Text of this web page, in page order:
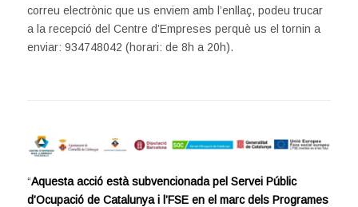
correu electrònic que us enviem amb l’enllaç, podeu trucar
a la recepció del Centre d’Empreses perquè us el tornin a
enviar: 934748042 (horari: de 8h a 20h).
“Aquesta acció està subvencionada pel Servei Públic
d’Ocupació de Catalunya i l’FSE en el marc dels Programes